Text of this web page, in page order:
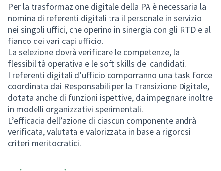
Per la trasformazione digitale della PA è necessaria la
nomina di referenti digitali tra il personale in servizio
nei singoli uffici, che operino in sinergia con gli RTD e al
fianco dei vari capi ufficio.
La selezione dovrà verificare le competenze, la
flessibilità operativa e le soft skills dei candidati.
I referenti digitali d’ufficio comporranno una task force
coordinata dai Responsabili per la Transizione Digitale,
dotata anche di funzioni ispettive, da impegnare inoltre
in modelli organizzativi sperimentali.
L’efficacia dell’azione di ciascun componente andrà
verificata, valutata e valorizzata in base a rigorosi
criteri meritocratici.